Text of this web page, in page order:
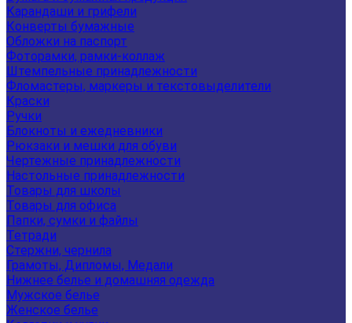
Карандаши и грифели
Конверты бумажные
Обложки на паспорт
Фоторамки, рамки-коллаж
Штемпельные принадлежности
Фломастеры, маркеры и текстовыделители
Краски
Ручки
Блокноты и ежедневники
Рюкзаки и мешки для обуви
Чертежные принадлежности
Настольные принадлежности
Товары для школы
Товары для офиса
Папки, сумки и файлы
Тетради
Стержни, чернила
Грамоты, Дипломы, Медали
Нижнее белье и домашняя одежда
Мужское белье
Женское белье